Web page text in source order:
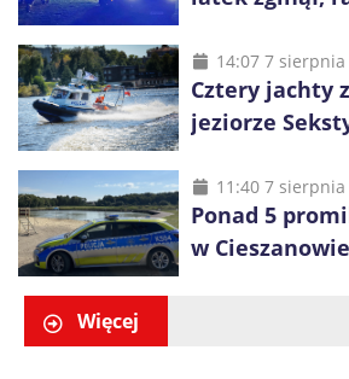
14:07 7 sierpnia
Cztery jachty
jeziorze
małoletnich
11:40 7 sierpnia
Ponad 5
w
Więcej